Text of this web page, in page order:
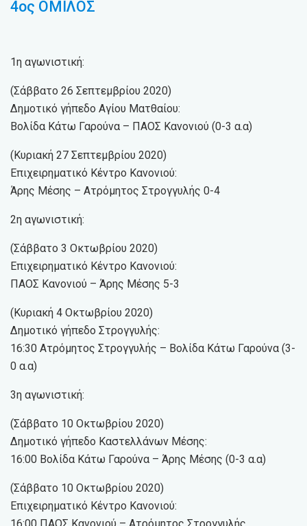
4ος ΟΜΙΛΟΣ
1η αγωνιστική:
(Σάββατο 26 Σεπτεμβρίου 2020)
Δημοτικό γήπεδο Αγίου Ματθαίου:
Βολίδα Κάτω Γαρούνα – ΠΑΟΣ Κανονιού (0-3 α.α)
(Κυριακή 27 Σεπτεμβρίου 2020)
Επιχειρηματικό Κέντρο Κανονιού:
Άρης Μέσης – Ατρόμητος Στρογγυλής 0-4
2η αγωνιστική:
(Σάββατο 3 Οκτωβρίου 2020)
Επιχειρηματικό Κέντρο Κανονιού:
ΠΑΟΣ Κανονιού – Άρης Μέσης 5-3
(Κυριακή 4 Οκτωβρίου 2020)
Δημοτικό γήπεδο Στρογγυλής:
16:30 Ατρόμητος Στρογγυλής – Βολίδα Κάτω Γαρούνα (3-
0 α.α)
3η αγωνιστική:
(Σάββατο 10 Οκτωβρίου 2020)
Δημοτικό γήπεδο Καστελλάνων Μέσης:
16:00 Βολίδα Κάτω Γαρούνα – Άρης Μέσης (0-3 α.α)
(Σάββατο 10 Οκτωβρίου 2020)
Επιχειρηματικό Κέντρο Κανονιού:
16:00 ΠΑΟΣ Κανονιού – Ατρόμητος Στρογγυλής